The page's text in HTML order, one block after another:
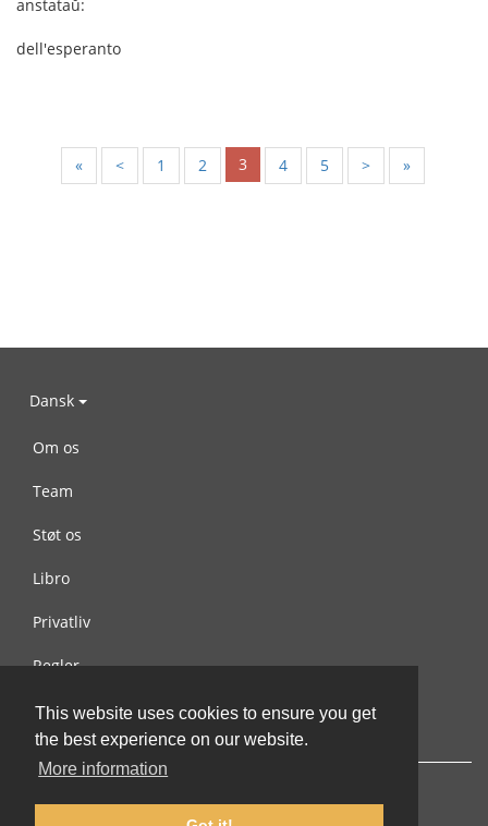
This website uses cookies to ensure you get
the best experience on our website.
More information
anstataŭ:
dell'esperanto
« < 1 2 3 4 5 > »
Dansk
Om os
Team
Støt os
Libro
Privatliv
Regler
Kontakt os